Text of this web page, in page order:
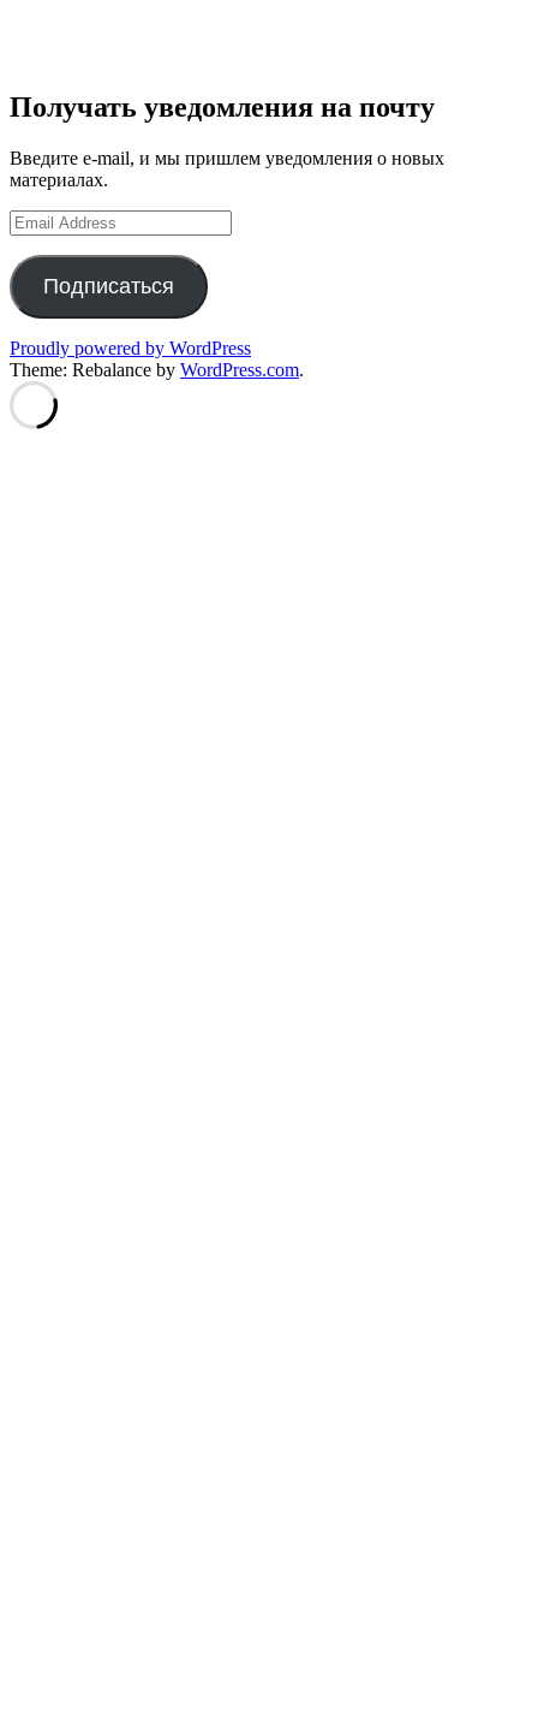
Получать уведомления на почту
Введите e-mail, и мы пришлем уведомления о новых
материалах.
Email
Address
Подписаться
Proudly powered by WordPress
Theme: Rebalance by WordPress.com.